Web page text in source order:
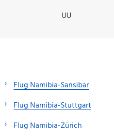
UU
Flug Namibia-Sansibar
Flug Namibia-Stuttgart
Flug Namibia-Zürich